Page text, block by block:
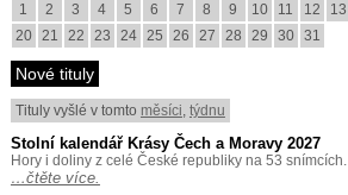
1
2 3 4 5 6 7 8 9 10 11 12 13
20 21 22 23 24 25 26 27 28 29 30 31
Nové tituly
Tituly vyšlé v tomto měsíci, týdnu
Stolní kalendář Krásy Čech a Moravy 2027
Hory i doliny z celé České republiky na 53 snímcích.
…čtěte více.